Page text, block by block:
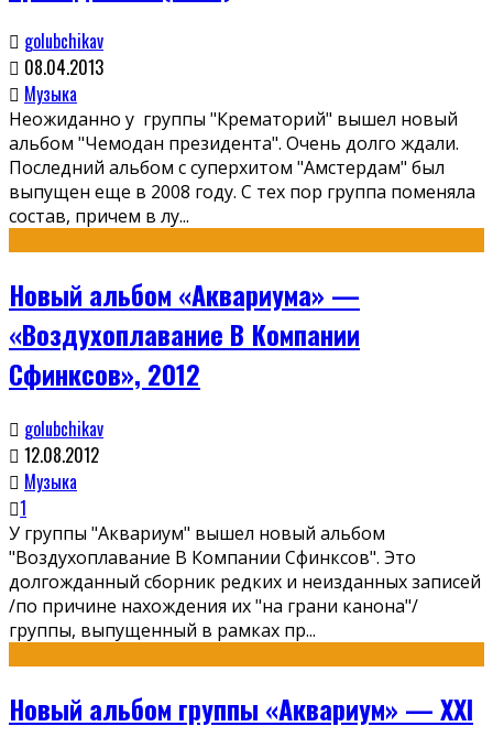
golubchikav
08.04.2013
Музыка
Неожиданно у группы "Крематорий" вышел новый
альбом "Чемодан президента". Очень долго ждали.
Последний альбом с суперхитом "Амстердам" был
выпущен еще в 2008 году. С тех пор группа поменяла
состав, причем в лу...
Новый альбом «Аквариума» —
«Воздухоплавание В Компании
Сфинксов», 2012
golubchikav
12.08.2012
Музыка
1
У группы "Аквариум" вышел новый альбом
"Воздухоплавание В Компании Сфинксов". Это
долгожданный сборник редких и неизданных записей
/по причине нахождения их "на грани канона"/
группы, выпущенный в рамках пр...
Новый альбом группы «Аквариум» — XXI